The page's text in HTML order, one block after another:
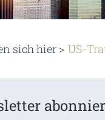
sich hier > US-